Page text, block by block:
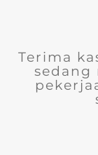
Terima
sedang